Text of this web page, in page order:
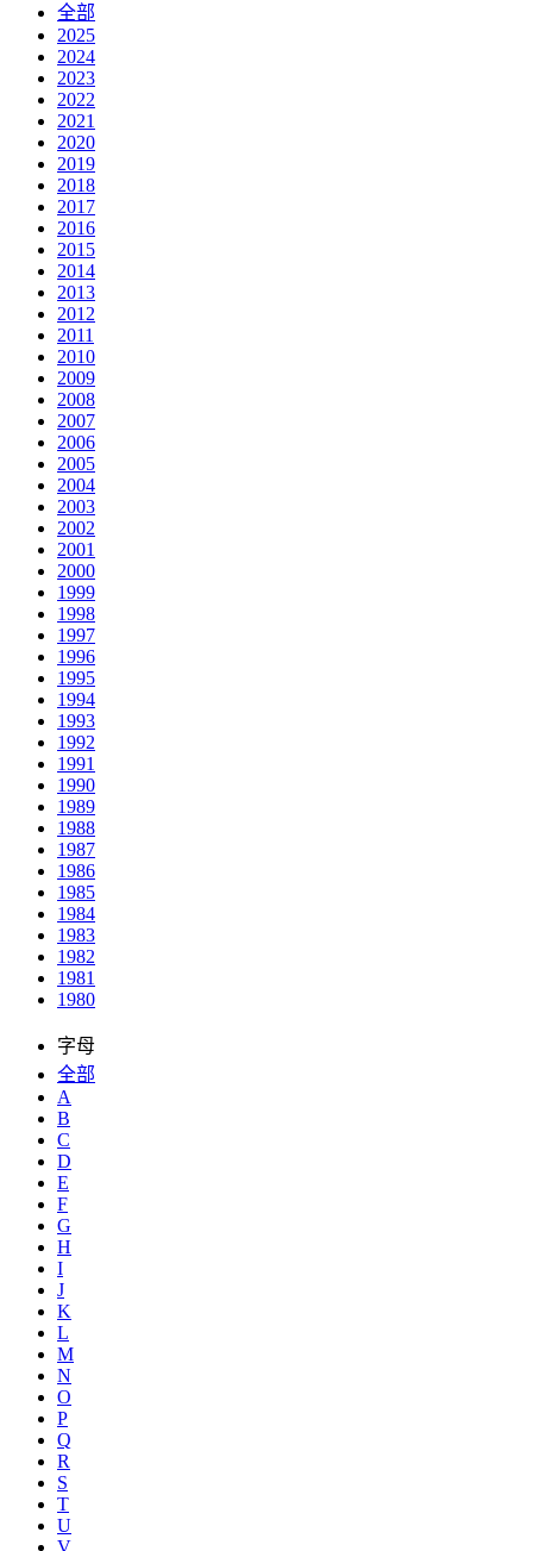
全部
2025
2024
2023
2022
2021
2020
2019
2018
2017
2016
2015
2014
2013
2012
2011
2010
2009
2008
2007
2006
2005
2004
2003
2002
2001
2000
1999
1998
1997
1996
1995
1994
1993
1992
1991
1990
1989
1988
1987
1986
1985
1984
1983
1982
1981
1980
字母
全部
A
B
C
D
E
F
G
H
I
J
K
L
M
N
O
P
Q
R
S
T
U
V